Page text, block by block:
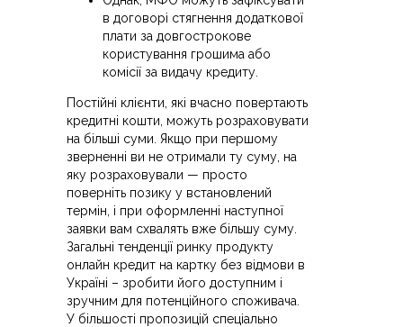
в договорі стягнення додаткової
плати за довгострокове
користування грошима або
комісії за видачу кредиту.
Постійні клієнти, які вчасно повертають
кредитні кошти, можуть розраховувати
на більші суми. Якщо при першому
зверненні ви не отримали ту суму, на
яку розраховували — просто
поверніть позику у встановлений
термін, і при оформленні наступної
заявки вам схвалять вже більшу суму.
Загальні тенденції ринку продукту
онлайн кредит на картку без відмови в
Україні – зробити його доступним і
зручним для потенційного споживача.
У більшості пропозицій спеціально